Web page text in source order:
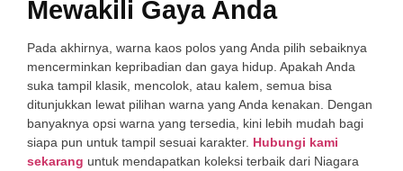
Mewakili Gaya Anda
Pada akhirnya, warna kaos polos yang Anda pilih sebaiknya
mencerminkan kepribadian dan gaya hidup. Apakah Anda
suka tampil klasik, mencolok, atau kalem, semua bisa
ditunjukkan lewat pilihan warna yang Anda kenakan. Dengan
banyaknya opsi warna yang tersedia, kini lebih mudah bagi
siapa pun untuk tampil sesuai karakter. Hubungi kami
sekarang untuk mendapatkan koleksi terbaik dari Niagara